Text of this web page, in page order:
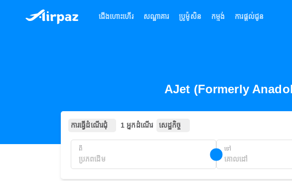
ជើងហោះហើរ សណ្ឋាគារ ប្រូម៉ូសិន កម្មង់ ការផ្តល់ជូន
AJet (Formerly
ការធ្វើដំណើរជុំ 1 អ្នកដំណើរ សេដ្ឋកិច្ច
ពី ទៅ